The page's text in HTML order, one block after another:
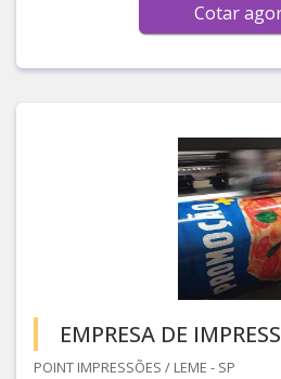
Cotar
EMPRESA DE
POINT IMPRESSÕES / LEME - SP